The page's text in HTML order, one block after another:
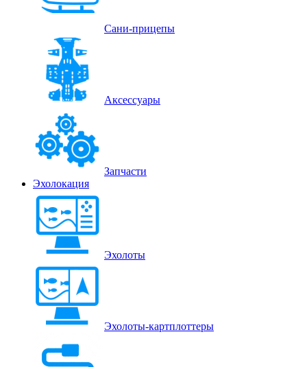
Сани-прицепы
Аксессуары
Запчасти
Эхолокация
Эхолоты
Эхолоты-картплоттеры